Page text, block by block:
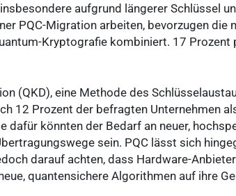
aufgrund längerer Schlüssel
PQC-Migration arbeiten, bevorzugen
Kryptografie kombiniert. 17 Prozent
(QKD), eine Methode des
12 Prozent der befragten Unternehmen
dafür könnten der Bedarf an neuer,
sein. PQC lässt sich
darauf achten, dass Hardware-
quantensichere Algorithmen auf ihre